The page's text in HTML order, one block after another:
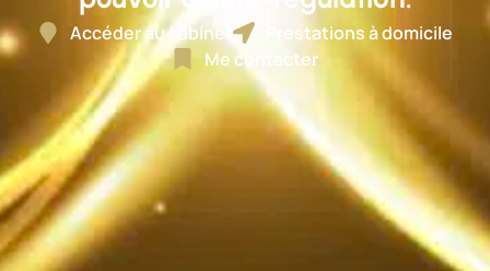
Accéder au cabinet
Prestations à domicile
Me contacter